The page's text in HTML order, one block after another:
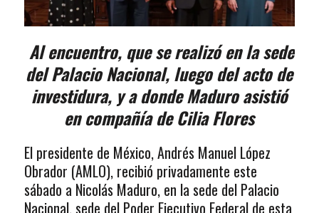
Al encuentro, que se realizó en la sede
del Palacio Nacional, luego del acto de
investidura, y a donde Maduro asistió
en compañía de Cilia Flores
El presidente de México, Andrés Manuel López
Obrador (AMLO), recibió privadamente este
sábado a Nicolás Maduro, en la sede del Palacio
Nacional, sede del Poder Ejecutivo Federal de esta